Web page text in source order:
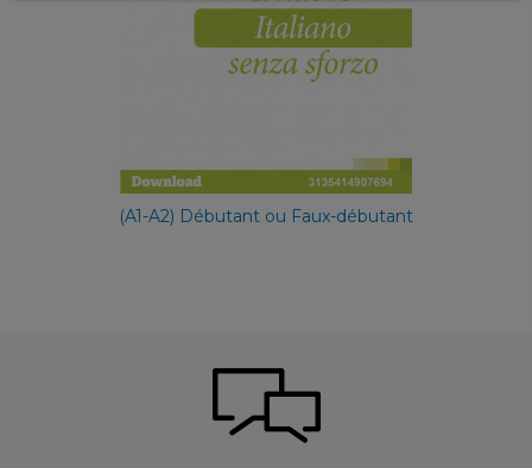
(A1-A2) Débutant ou Faux-débutant